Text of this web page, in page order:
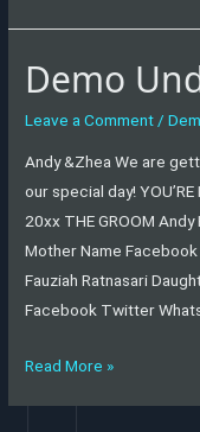
Demo
Leave a Comment /
Andy &Zhea We are
our special day!
20xx THE GROOM
Mother Name
Fauziah Ratnasari
Facebook Twitter
Demo
Undangan
Digital
22
Read More »